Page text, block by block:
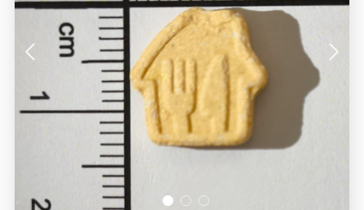
1 2 3